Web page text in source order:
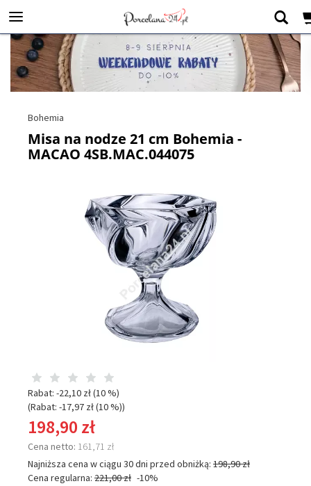
Bohemia
Misa na nodze 21 cm Bohemia -
MACAO 4SB.MAC.044075
Rabat: -22,10 zł(10 %)
(Rabat: -17,97 zł(10 %))
198,90 zł
Cena netto: 161,71 zł
Najniższa cena w ciągu 30 dni przed obniżką: 198,90 zł
Cena regularna: 221,00 zł -10%